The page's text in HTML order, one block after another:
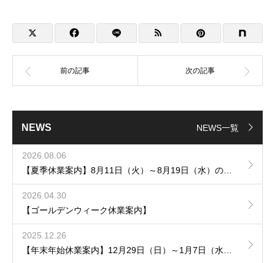
NEWS NEWS一覧
2026.08.06
2026.04.30
【ゴールデンウィーク休業案内】
2025.12.26